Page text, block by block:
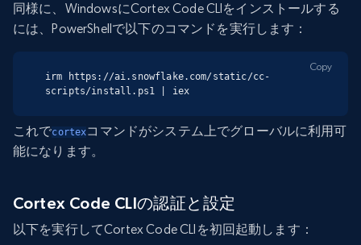
同様に、WindowsにCortex Code CLIをインストールする
には、PowerShellで以下のコマンドを実行します：
irm https://ai.snowflake.com/static/cc-
scripts/install.ps1 | iex
Copy
これでcortexコマンドがシステム上でグローバルに利用可
能になります。
Cortex Code CLIの認証と設定
以下を実行してCortex Code CLIを初回起動します：